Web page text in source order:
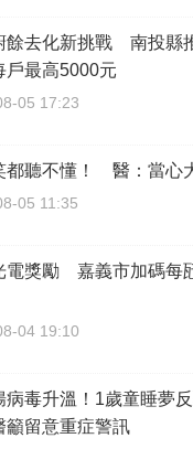
餘去化新挑戰 南投縣
戶最高5000元
05 17:23
都聽不懂！ 醫：當心
05 11:35
電獎勵 嘉義市加碼每
04 19:10
病毒升溫！1歲童睡夢
留意重症警訊